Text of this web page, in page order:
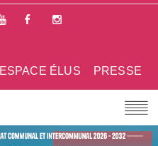
PRESSE
ESPACE ÉLUS